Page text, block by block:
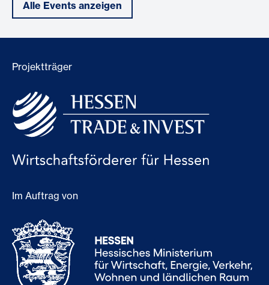
Alle Events anzeigen
Projektträger
Im Auftrag von